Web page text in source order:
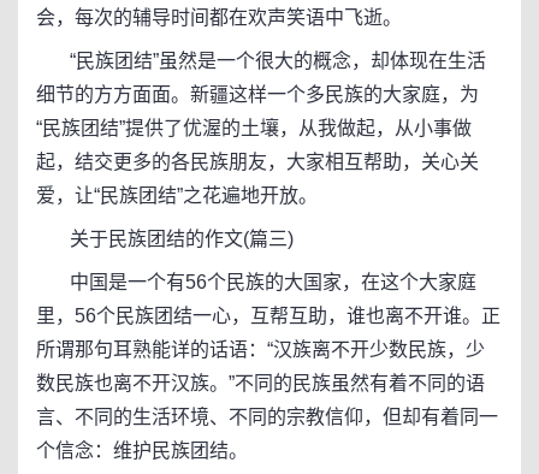
会，每次的辅导时间都在欢声笑语中飞逝。
“民族团结”虽然是一个很大的概念，却体现在生活
细节的方方面面。新疆这样一个多民族的大家庭，为
“民族团结”提供了优渥的土壤，从我做起，从小事做
起，结交更多的各民族朋友，大家相互帮助，关心关
爱，让“民族团结”之花遍地开放。
关于民族团结的作文(篇三)
中国是一个有56个民族的大国家，在这个大家庭
里，56个民族团结一心，互帮互助，谁也离不开谁。正
所谓那句耳熟能详的话语：“汉族离不开少数民族，少
数民族也离不开汉族。”不同的民族虽然有着不同的语
言、不同的生活环境、不同的宗教信仰，但却有着同一
个信念：维护民族团结。